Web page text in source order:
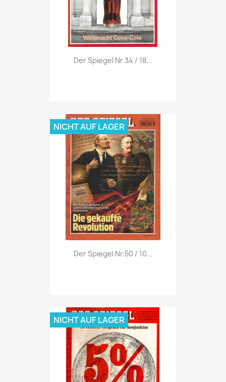
Vorschau
Der Spiegel Nr.34 / 18...
Vorschau
Der Spiegel Nr.50 / 10...
NICHT AUF LAGER
NICHT AUF LAGER